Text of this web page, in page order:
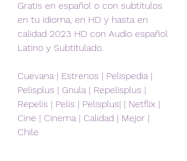
Gratis en español o con subtítulos
en tu idioma, en HD y hasta en
calidad 2023 HD con Audio español
Latino y Subtitulado.
Cuevana | Estrenos | Pelispedia |
Pelisplus | Gnula | Repelisplus |
Repelis | Pelis | Pelisplus| | Netflix |
Cine | Cinema | Calidad | Mejor |
Chile